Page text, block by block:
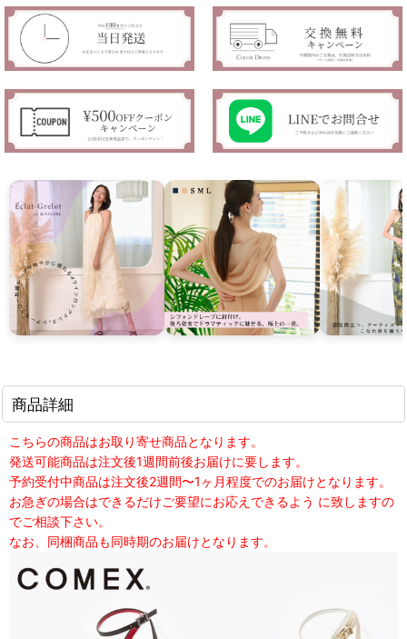
商品詳細
こちらの商品はお取り寄せ商品となります。
発送可能商品は注文後1週間前後お届けに要します。
予約受付中商品は注文後2週間〜1ヶ月程度でのお届けとなります。
お急ぎの場合はできるだけご要望にお応えできるよう に致しますの
でご相談下さい。
なお、同梱商品も同時期のお届けとなります。